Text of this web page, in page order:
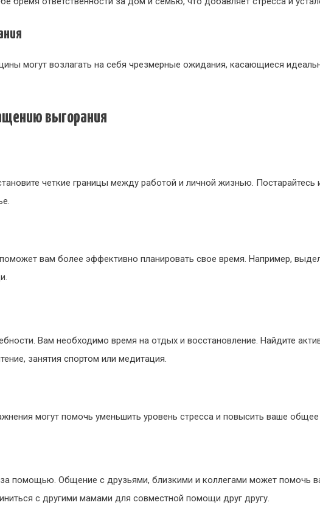
могут возлагать на себя чрезмерные ожидания, касающиеся
выгорания
четкие границы между работой и личной жизнью. Постарайтесь
вам более эффективно планировать свое время. Например,
Вам необходимо время на отдых и восстановление. Найдите
занятия спортом или медитация.
могут помочь уменьшить уровень стресса и повысить ваше общее
помощью. Общение с друзьями, близкими и коллегами может помочь
с другими мамами для совместной помощи друг другу.